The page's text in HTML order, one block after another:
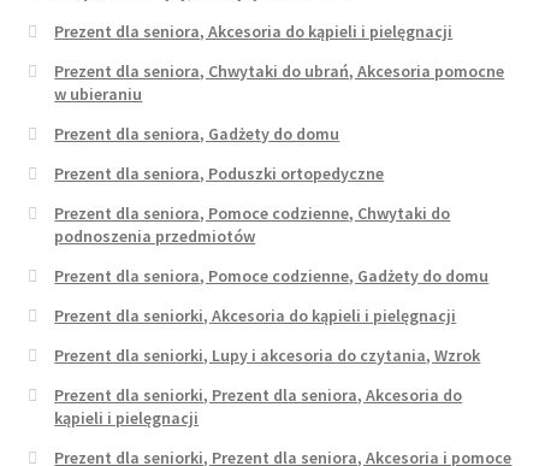
Prezent dla seniora, Akcesoria do kąpieli i pielęgnacji
Prezent dla seniora, Chwytaki do ubrań, Akcesoria pomocne
w ubieraniu
Prezent dla seniora, Gadżety do domu
Prezent dla seniora, Poduszki ortopedyczne
Prezent dla seniora, Pomoce codzienne, Chwytaki do
podnoszenia przedmiotów
Prezent dla seniora, Pomoce codzienne, Gadżety do domu
Prezent dla seniorki, Akcesoria do kąpieli i pielęgnacji
Prezent dla seniorki, Lupy i akcesoria do czytania, Wzrok
Prezent dla seniorki, Prezent dla seniora, Akcesoria do
kąpieli i pielęgnacji
Prezent dla seniorki, Prezent dla seniora, Akcesoria i pomoce